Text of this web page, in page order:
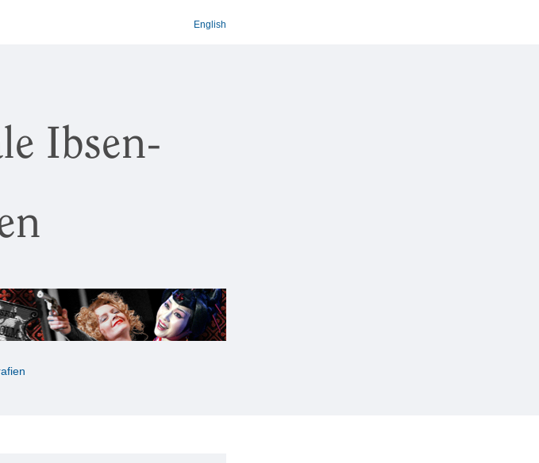
English
Ibsen-